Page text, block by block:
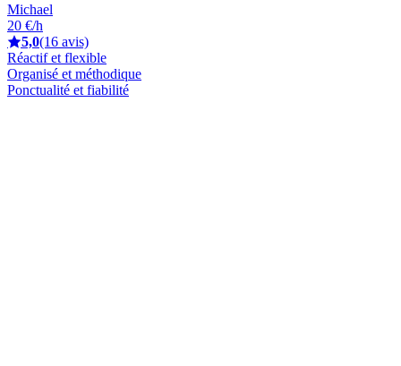
Michael
20 €/h
5,0(16 avis)
Réactif et flexible
Organisé et méthodique
Ponctualité et fiabilité